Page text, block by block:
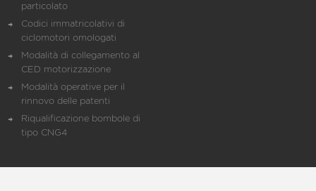
particolato
Codici immatricolativi di
ciclomotori omologati
Modalità di collegamento al
CED motorizzazione
Modalità operative per il
rinnovo delle patenti
Riqualificazione bombole di
tipo CNG4